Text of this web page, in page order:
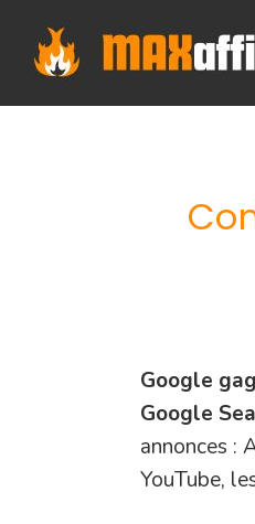
content
Google
Google
annonces :
YouTube,